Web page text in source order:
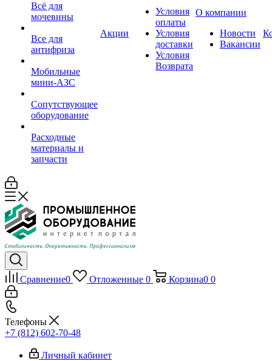
Всё для
мочевины
Все для
антифриза
Мобильные
мини-АЗС
Сопутствующее
оборудование
Расходные
материалы и
запчасти
Акции
Условия
оплаты
Условия
доставки
Условия
Возврата
О компании
Новости
Вакансии
Сравнение0 Отложенные 0 Корзина0 0
Телефоны
+7 (812) 602-70-48
Личный кабинет